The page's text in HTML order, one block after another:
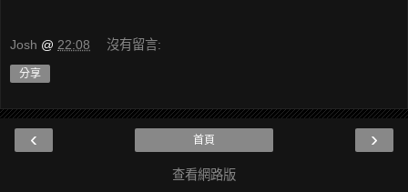
Josh @ 22:08 沒有留言:
分享
‹ ›
首頁
查看網路版